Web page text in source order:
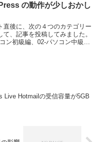
の動作が少しおかし
直後に、次の４つのカテゴリー
て、記事を投稿してみました。
ン初級編、02-パソコン中級
Live Hotmailの受信容量が5GB